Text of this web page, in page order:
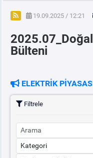
SPOT ELEKTRİK
ÖRNEK FİNANS
PİYASAKAYIT
SERBEST TÜKETİCİ
MALİ UZLAŞTIRMA
19.09.2025 / 12:21
Bülteni
ELEKTRİK
Filtrele